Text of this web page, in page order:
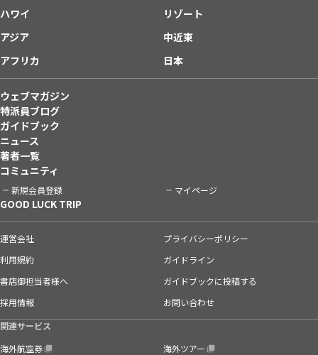
ハワイ
リゾート
アジア
中近東
アフリカ
日本
ウェブマガジン
特派員ブログ
ガイドブック
ニュース
著者一覧
コミュニティ
新規会員登録 マイページ
GOOD LUCK TRIP
運営会社
プライバシーポリシー
利用規約
ガイドライン
書店御担当者様へ
ガイドブックに投稿する
採用情報
お問い合わせ
関連サービス
海外航空券
海外ツアー